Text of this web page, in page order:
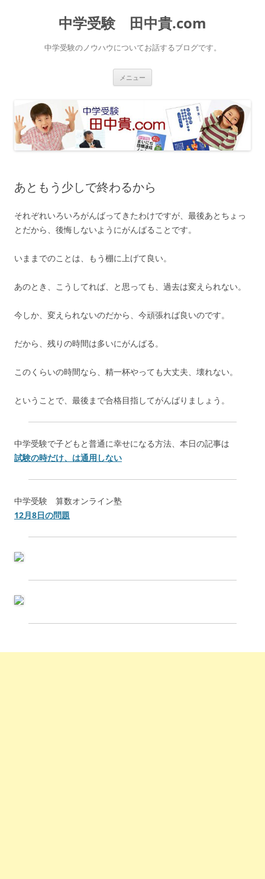
中学受験 田中貴.com
中学受験のノウハウについてお話するブログです。
メニュー
ス
キ
ッ
プ
あともう少しで終わるから
それぞれいろいろがんばってきたわけですが、最後あとちょっ
とだから、後悔しないようにがんばることです。
いままでのことは、もう棚に上げて良い。
あのとき、こうしてれば、と思っても、過去は変えられない。
今しか、変えられないのだから、今頑張れば良いのです。
だから、残りの時間は多いにがんばる。
このくらいの時間なら、精一杯やっても大丈夫、壊れない。
ということで、最後まで合格目指してがんばりましょう。
中学受験で子どもと普通に幸せになる方法、本日の記事は
試験の時だけ、は通用しない
中学受験 算数オンライン塾
12月8日の問題